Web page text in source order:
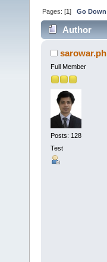
Pages: [1]Go Down
Author
sarowar.ph
Full Member
Posts: 128
Test